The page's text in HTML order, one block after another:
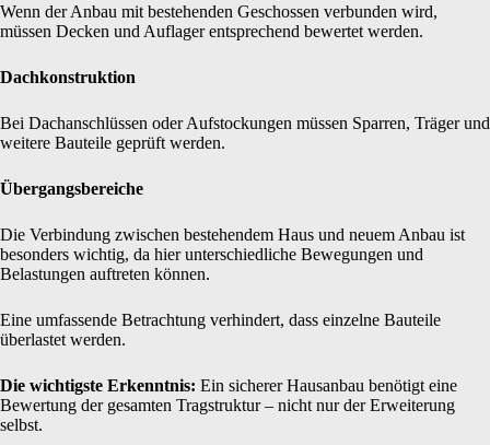
Wenn der Anbau mit bestehenden Geschossen verbunden wird,
müssen Decken und Auflager entsprechend bewertet werden.
Dachkonstruktion
Bei Dachanschlüssen oder Aufstockungen müssen Sparren, Träger und
weitere Bauteile geprüft werden.
Übergangsbereiche
Die Verbindung zwischen bestehendem Haus und neuem Anbau ist
besonders wichtig, da hier unterschiedliche Bewegungen und
Belastungen auftreten können.
Eine umfassende Betrachtung verhindert, dass einzelne Bauteile
überlastet werden.
Die wichtigste Erkenntnis: Ein sicherer Hausanbau benötigt eine
Bewertung der gesamten Tragstruktur – nicht nur der Erweiterung
selbst.